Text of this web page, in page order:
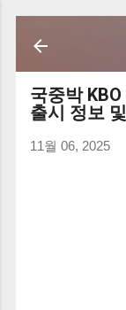
국중박
출시 정보
11월 06, 2025